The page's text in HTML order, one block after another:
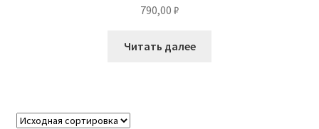
790,00 ₽
Читать далее